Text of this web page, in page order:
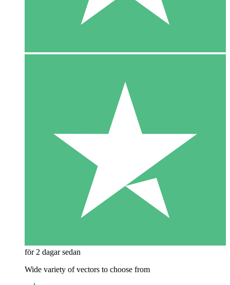
för 2 dagar sedan
Wide variety of vectors to choose from